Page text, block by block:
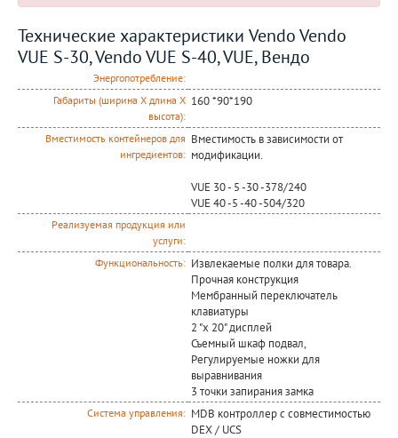
Технические характеристики Vendo Vendo
VUE S-30, Vendo VUE S-40, VUE, Вендо
Энергопотребление:
Габариты (ширина Х длина Х
высота):
160 *90*190
Вместимость контейнеров для
ингредиентов:
Вместимость в зависимости от
модификации.
VUE 30 - 5 -30 -378/240
VUE 40 -5 -40 -504/320
Реализуемая продукция или
услуги:
Функциональность: Извлекаемые полки для товара.
Прочная конструкция
Мембранный переключатель
клавиатуры
2 "х 20" дисплей
Съемный шкаф подвал,
Регулируемые ножки для
выравнивания
3 точки запирания замка
Система управления: MDB контроллер с совместимостью
DEX / UCS